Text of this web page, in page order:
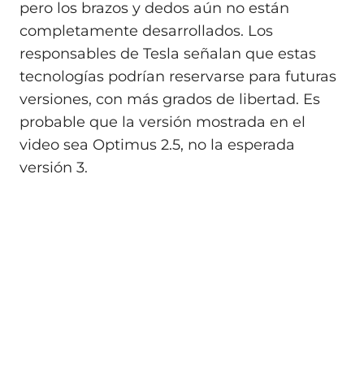
pero los brazos y dedos aún no están
completamente desarrollados. Los
responsables de Tesla señalan que estas
tecnologías podrían reservarse para futuras
versiones, con más grados de libertad. Es
probable que la versión mostrada en el
video sea Optimus 2.5, no la esperada
versión 3.